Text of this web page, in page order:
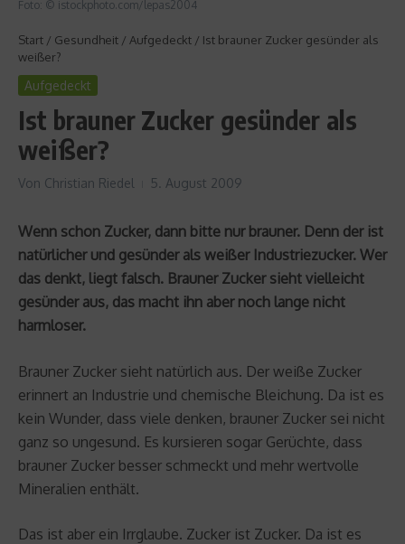
Foto: © istockphoto.com/lepas2004
Start / Gesundheit / Aufgedeckt / Ist brauner Zucker gesünder als
weißer?
Aufgedeckt
Ist brauner Zucker gesünder als
weißer?
Von Christian Riedel 5. August 2009
Wenn schon Zucker, dann bitte nur brauner. Denn der ist
natürlicher und gesünder als weißer Industriezucker. Wer
das denkt, liegt falsch. Brauner Zucker sieht vielleicht
gesünder aus, das macht ihn aber noch lange nicht
harmloser.
Brauner Zucker sieht natürlich aus. Der weiße Zucker
erinnert an Industrie und chemische Bleichung. Da ist es
kein Wunder, dass viele denken, brauner Zucker sei nicht
ganz so ungesund. Es kursieren sogar Gerüchte, dass
brauner Zucker besser schmeckt und mehr wertvolle
Mineralien enthält.
Das ist aber ein Irrglaube. Zucker ist Zucker. Da ist es